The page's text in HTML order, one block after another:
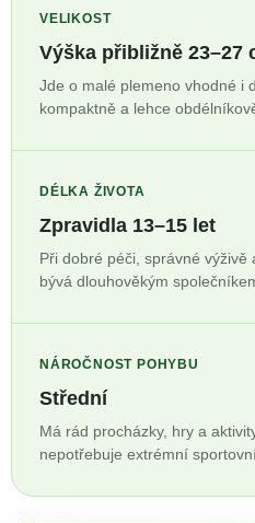
VELIKOST
Výška přibližně 23–27
Jde o malé plemeno vhodné i
kompaktně a lehce
DÉLKA ŽIVOTA
Zpravidla 13–15 let
Při dobré péči, správné
bývá dlouhověkým
NÁROČNOST POHYBU
Střední
Má rád procházky, hry a
nepotřebuje extrémní